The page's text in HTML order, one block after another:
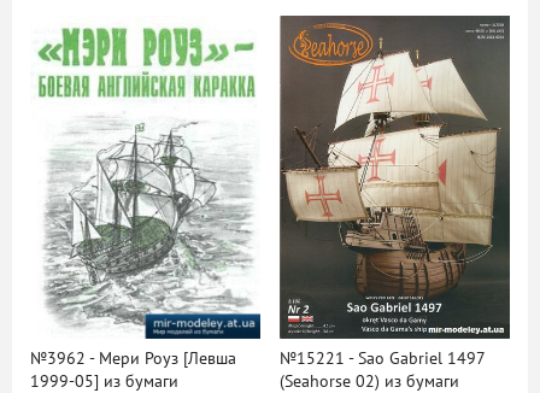
№3962 - Мери Роуз [Левша
1999-05] из бумаги
№15221 - Sao Gabriel 1497
(Seahorse 02) из бумаги